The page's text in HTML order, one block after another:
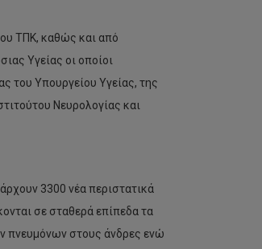
ΤΠΚ, καθώς και από
Υγείας οι οποίοι
του Υπουργείου Υγείας, της
Νευρολογίας και
3300 νέα περιστατικά
σε σταθερά επίπεδα τα
πνευμόνων στους άνδρες ενώ